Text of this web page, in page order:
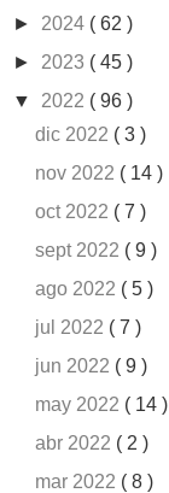
► 2024 ( 62 )
► 2023 ( 45 )
▼ 2022 ( 96 )
dic 2022 ( 3 )
nov 2022 ( 14 )
oct 2022 ( 7 )
sept 2022 ( 9 )
ago 2022 ( 5 )
jul 2022 ( 7 )
jun 2022 ( 9 )
may 2022 ( 14 )
abr 2022 ( 2 )
mar 2022 ( 8 )